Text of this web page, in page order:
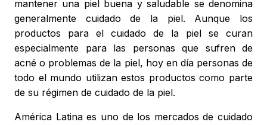
mantener una piel buena y saludable se denomina
generalmente cuidado de la piel. Aunque los
productos para el cuidado de la piel se curan
especialmente para las personas que sufren de
acné o problemas de la piel, hoy en día personas de
todo el mundo utilizan estos productos como parte
de su régimen de cuidado de la piel.
América Latina es uno de los mercados de cuidado